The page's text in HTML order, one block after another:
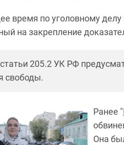
время по уголовному
на закрепление
205.2 УК РФ
свободы.
Ранее "
Она